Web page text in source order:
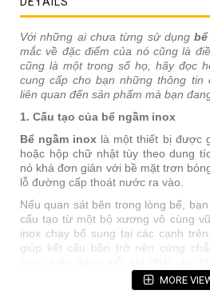
Với những ai chưa từng sử dụng
mắc về đặc điểm của nó cũng là
cũng là một trong số họ, hãy đọc
cung cấp cho bạn những thông tin
liên quan đến sản phẩm mà bạn
1. Cấu tạo của bể ngầm inox
Bể ngầm inox là một thiết bị được
hoặc hộp chữ nhật tùy theo dung
nó khá đơn giản với bề mặt trơn
lỗ đường cấp thoát nước ra vào.
Nếu quan sát bên trong lòng bể,
cấu tạo từ một bộ xương vô cùng
inox chạy bổ sung tại các cạnh
giúp kết cấu bồn trở nên cứng
làm áp lực nước trong bồn thay đổi.
MORE